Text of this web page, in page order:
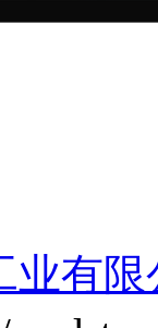
业有限